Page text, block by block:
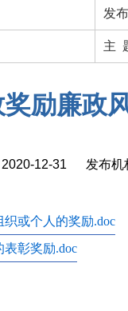
发
主
励廉政
2020-12-31 发布机
或个人的奖励.doc
彰奖励.doc